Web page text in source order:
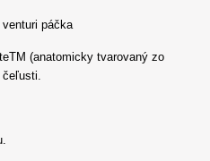
páčka
(anatomicky tvarovaný zo